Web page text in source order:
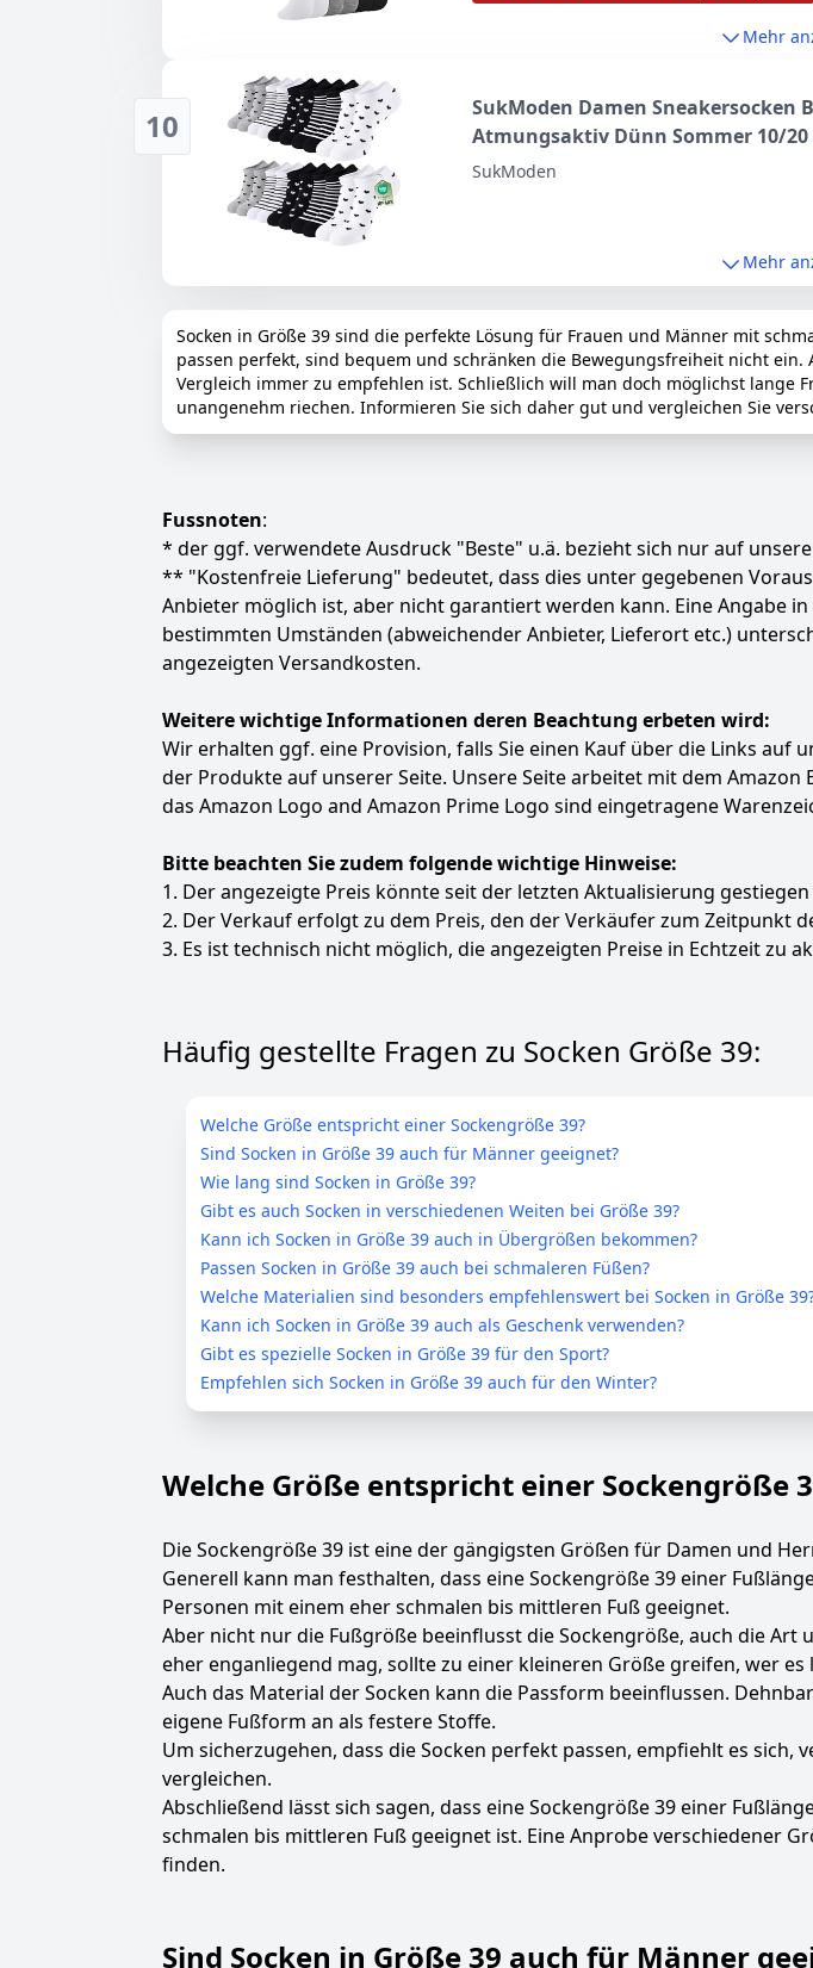
Mehr
10
SukModen Damen Sneakersocken
Atmungsaktiv Dünn Sommer 10/20
SukModen
Mehr
Socken in Größe 39 sind die perfekte Lösung für Frauen und Männer mit
passen perfekt, sind bequem und schränken die Bewegungsfreiheit nicht
Vergleich immer zu empfehlen ist. Schließlich will man doch möglichst lange
unangenehm riechen. Informieren Sie sich daher gut und vergleichen Sie
Fussnoten:
* der ggf. verwendete Ausdruck "Beste" u.ä. bezieht sich nur auf
** "Kostenfreie Lieferung" bedeutet, dass dies unter gegebenen
Anbieter möglich ist, aber nicht garantiert werden kann. Eine Angabe
bestimmten Umständen (abweichender Anbieter, Lieferort etc.)
angezeigten Versandkosten.
Weitere wichtige Informationen deren Beachtung erbeten wird:
Wir erhalten ggf. eine Provision, falls Sie einen Kauf über die Links
der Produkte auf unserer Seite. Unsere Seite arbeitet mit dem
das Amazon Logo and Amazon Prime Logo sind eingetragene
Bitte beachten Sie zudem folgende wichtige Hinweise:
1. Der angezeigte Preis könnte seit der letzten Aktualisierung gestiegen
2. Der Verkauf erfolgt zu dem Preis, den der Verkäufer zum Zeitpunkt
3. Es ist technisch nicht möglich, die angezeigten Preise in Echtzeit zu
Häufig gestellte Fragen zu Socken Größe 39:
Welche Größe entspricht einer Sockengröße 39?
Sind Socken in Größe 39 auch für Männer geeignet?
Wie lang sind Socken in Größe 39?
Gibt es auch Socken in verschiedenen Weiten bei Größe 39?
Kann ich Socken in Größe 39 auch in Übergrößen bekommen?
Passen Socken in Größe 39 auch bei schmaleren Füßen?
Welche Materialien sind besonders empfehlenswert bei Socken in Größe
Kann ich Socken in Größe 39 auch als Geschenk verwenden?
Gibt es spezielle Socken in Größe 39 für den Sport?
Empfehlen sich Socken in Größe 39 auch für den Winter?
Welche Größe entspricht einer Sockengröße
Die Sockengröße 39 ist eine der gängigsten Größen für Damen und
Generell kann man festhalten, dass eine Sockengröße 39 einer
Personen mit einem eher schmalen bis mittleren Fuß geeignet.
Aber nicht nur die Fußgröße beeinflusst die Sockengröße, auch die Art
eher enganliegend mag, sollte zu einer kleineren Größe greifen, wer
Auch das Material der Socken kann die Passform beeinflussen.
eigene Fußform an als festere Stoffe.
Um sicherzugehen, dass die Socken perfekt passen, empfiehlt es
vergleichen.
Abschließend lässt sich sagen, dass eine Sockengröße 39 einer
schmalen bis mittleren Fuß geeignet ist. Eine Anprobe verschiedener
finden.
Sind Socken in Größe 39 auch für Männer